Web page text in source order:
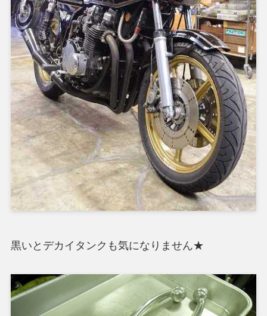
黒いとデカイタンクも気になりません★